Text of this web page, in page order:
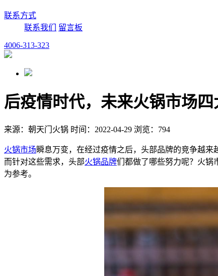
联系方式
联系我们
留言板
4006-313-323
后疫情时代，未来火锅市场四
来源：朝天门火锅 时间：2022-04-29 浏览：794
火锅市场瞬息万变，在经过疫情之后，头部品牌的竞争越
而针对这些需求，头部火锅品牌们都做了哪些努力呢？火锅
为参考。